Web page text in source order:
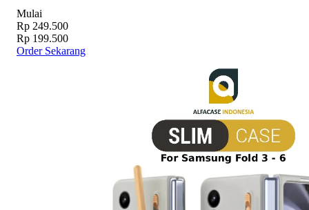
Mulai
Rp 249.500
Rp 199.500
Order Sekarang